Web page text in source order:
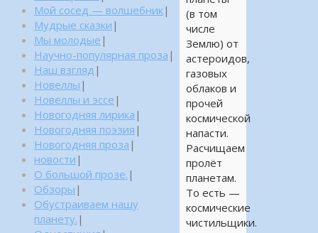
(в том
числе
Землю) от
астероидов,
газовых
облаков и
прочей
космической
напасти.
Расчищаем
пролёт
планетам.
То есть —
космические
чистильщики.
Мой сосед — волшебник|
Мудрые сказки |
Мы молодые |
Научно-популярная проза |
Наш взгляд |
Новеллы |
Новеллы и эссе |
Новогодняя лирика |
Новогодняя поэзия |
Новогодняя проза |
новости |
О большой прозе. |
Обзоры |
Обустраиваем нашу
планету. |